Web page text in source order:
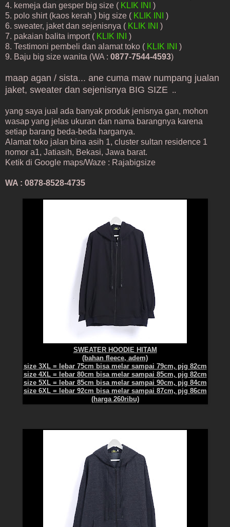
4. kemeja dan gesper big size ( KLIK INI
)
5. polo shirt (kaos kerah ) big size ( KLIK INI
)
6. sweater, jaket dan sejenisnya ( KLIK INI
)
7. pakaian balita import ( KLIK INI
)
8. Testimoni pembeli dan alamat toko ( KLIK INI
)
9. Baju big size wanita (WA : 0877-7544-4593)
maap agan / sista... ane cuma maw numpang jualan
jaket, sweater dan sejenisnya BIG SIZE ..
yang saya jual ada banyak produk jenisnya gan, mohon
wasap yang jelas ukuran dan nama barangnya karena
setiap barang beda-beda harganya.
Alamat toko jalan bina asih 1, cluster sultan residence 1
nomor a1, Jatiasih, Bekasi, Jawa barat.
Ketik di Google maps/Waze : Rajabigsize
WA : 0878-8528-4735
SWEATER HOODIE HITAM
(bahan fleece, adem)
size 3XL = lebar 75cm bisa melar sampai 79cm, pjg 82cm
size 4XL = lebar 80cm bisa melar sampai 85cm, pjg 82cm
size 5XL = lebar 85cm bisa melar sampai 90cm, pjg 84cm
size 6XL = lebar 92cm bisa melar sampai 87cm, pjg 86cm
(harga 260ribu)